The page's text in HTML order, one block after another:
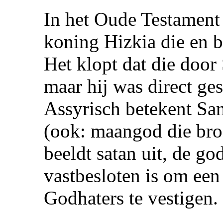
In het Oude
koning Hizkia die en
Het klopt dat die door
maar hij was direct
Assyrisch betekent
(ook: maangod die
beeldt satan uit, de
vastbesloten is om
Godhaters te vestigen.